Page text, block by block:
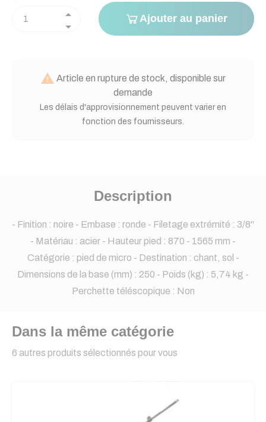
Ajouter au panier
 Article en rupture de stock, disponible sur
demande
Les délais d'approvisionnement peuvent varier en
fonction des fournisseurs.
Description
- Finition : noire - Embase : ronde - Filetage extrémité : 3/8"
- Matériau : acier - Hauteur pied : 870 - 1565 mm -
Catégorie : pied de micro - Destination : chant, sol -
Dimensions de la base (mm) : 250 - Poids (kg) : 5,74 kg -
Perchette téléscopique : Non
Dans la même catégorie
6 autres produits sélectionnés pour vous